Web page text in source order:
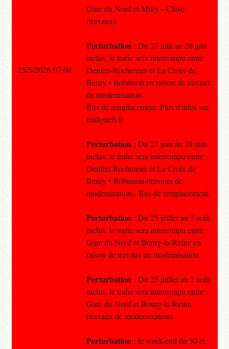
Gare du Nord et Mitry – Claye.
(travaux).
Perturbation : Du 27 juin au 28 juin
inclus, le trafic sera interrompu entre
Denfert-Rochereau et La Croix de
Berny • Robinson en raison de travaux
de modernisation.
Bus de remplacement. Plus d'infos sur
maligneb.fr
Perturbation : Du 27 juin au 28 juin
inclus, le trafic sera interrompu entre
Denfert-Rochereau et La Croix de
Berny • Robinson (travaux de
modernisation). Bus de remplacement.
Perturbation : Du 25 juillet au 7 août
inclus, le trafic sera interrompu entre
Gare du Nord et Bourg-la-Reine en
raison de travaux de modernisation.
Perturbation : Du 25 juillet au 7 août
inclus, le trafic sera interrompu entre
Gare du Nord et Bourg-la-Reine
(travaux de modernisation).
Perturbation : le week-end du 30 et
25/5/2026 07:04